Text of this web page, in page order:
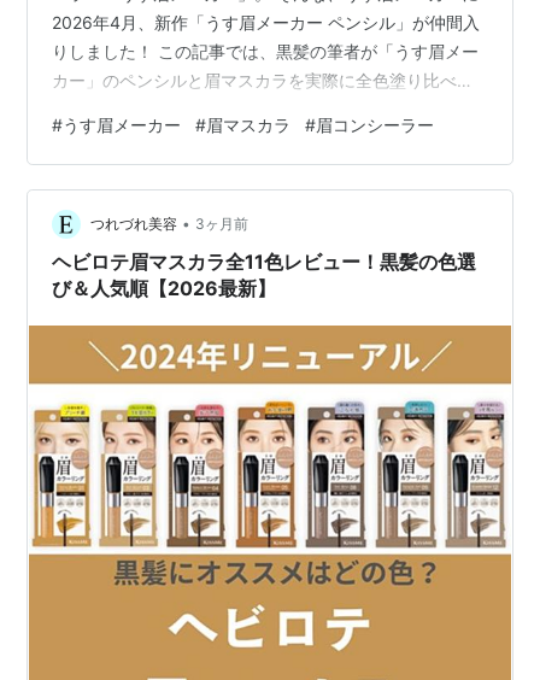
2026年4月、新作「うす眉メーカー ペンシル」が仲間入
りしました！ この記事では、黒髪の筆者が「うす眉メー
カー」のペンシルと眉マスカラを実際に全色塗り比べて
で、ぜひ色選びの参考にしてみてくださいね！ ＞＞
KiSS（キス）うす眉メーカー キス「うす眉メーカー」眉
マスカラ＆ペンシルを口コミ【2026最新】 キス「うす眉
メーカー」眉マスカラ＆ペンシルの色選び【全色比較】
キスうす眉メーカーペンシル全3色を描き比べてみた 01
ピンクベージュ …
#うす眉メーカー #眉マスカラ #眉コンシーラー
つれづれ美容 • 3ヶ月前
ヘビロテ眉マスカラ全11色レビュー！黒髪の色選
び＆人気順【2026最新】